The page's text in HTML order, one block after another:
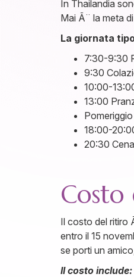
In Thailandia
Mai Ã¨ la meta
La giornata
7:30-9:30
9:30
10:00-
13:00
18:00-
20:30
Il costo del ritiro
entro il 15
se porti un
Il costo include: